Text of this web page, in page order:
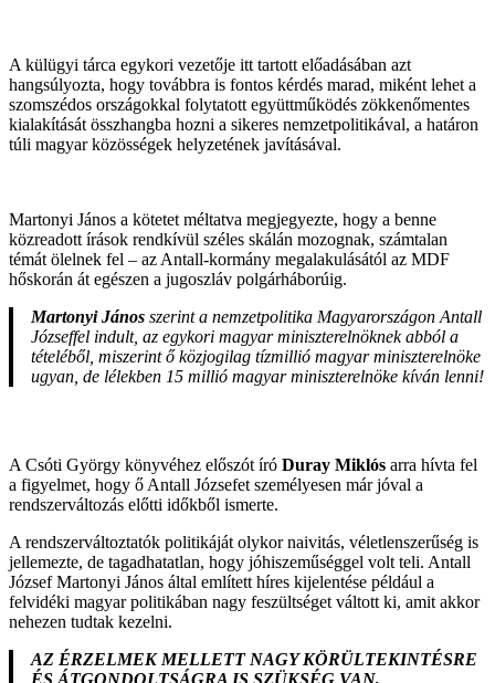
A külügyi tárca egykori vezetője itt tartott előadásában azt
hangsúlyozta, hogy továbbra is fontos kérdés marad, miként lehet a
szomszédos országokkal folytatott együttműködés zökkenőmentes
kialakítását összhangba hozni a sikeres nemzetpolitikával, a határon
túli magyar közösségek helyzetének javításával.
Martonyi János a kötetet méltatva megjegyezte, hogy a benne
közreadott írások rendkívül széles skálán mozognak, számtalan
témát ölelnek fel – az Antall-kormány megalakulásától az MDF
hőskorán át egészen a jugoszláv polgárháborúig.
Martonyi János szerint a nemzetpolitika Magyarországon Antall
Józseffel indult, az egykori magyar miniszterelnöknek abból a
tételéből, miszerint ő közjogilag tízmillió magyar miniszterelnöke
ugyan, de lélekben 15 millió magyar miniszterelnöke kíván lenni!
A Csóti György könyvéhez előszót író Duray Miklós arra hívta fel
a figyelmet, hogy ő Antall Józsefet személyesen már jóval a
rendszerváltozás előtti időkből ismerte.
A rendszerváltoztatók politikáját olykor naivitás, véletlenszerűség is
jellemezte, de tagadhatatlan, hogy jóhiszeműséggel volt teli. Antall
József Martonyi János által említett híres kijelentése például a
felvidéki magyar politikában nagy feszültséget váltott ki, amit akkor
nehezen tudtak kezelni.
AZ ÉRZELMEK MELLETT NAGY KÖRÜLTEKINTÉSRE
ÉS ÁTGONDOLTSÁGRA IS SZÜKSÉG VAN,